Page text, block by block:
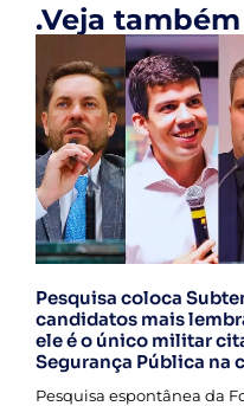
.Veja também
Pesquisa coloca
candidatos mais
ele é o único militar
Segurança Pública na
Pesquisa espontânea da